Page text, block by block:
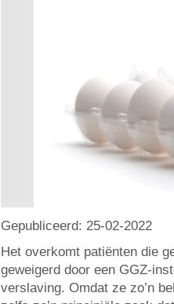
Gepubliceerd: 25-02-2022
Het overkomt patiënten die
geweigerd door een GGZ-
verslaving. Omdat ze zo’n